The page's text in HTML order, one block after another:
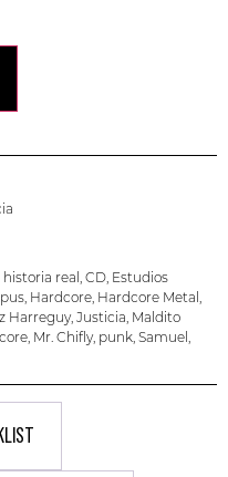
real , CD, Estudios
, Hardcore, Hardcore Metal ,
Harreguy, Justicia, Maldito
, Mr. Chifly, punk, Samuel ,